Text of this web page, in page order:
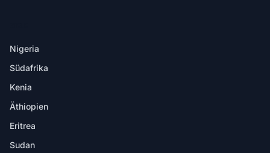
Nigeria
Südafrika
Kenia
Äthiopien
Eritrea
Sudan